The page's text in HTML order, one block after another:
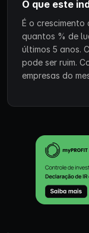
O que este
É o crescimento
quantos % de
últimos 5 anos.
pode ser ruim.
empresas do